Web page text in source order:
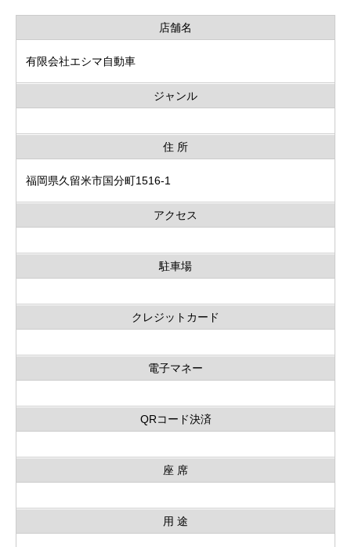
店舗名
有限会社エシマ自動車
ジャンル
住 所
福岡県久留米市国分町1516-1
アクセス
駐車場
クレジットカード
電子マネー
QRコード決済
座 席
用 途